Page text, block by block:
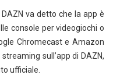
va detto che la app è
console per videogiochi o
Chromecast e Amazon
sull’app di DAZN,
ufficiale.